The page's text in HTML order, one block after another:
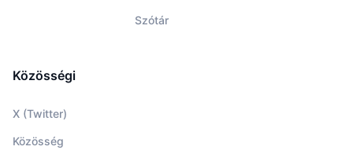
Szótár
Közösségi
X (Twitter)
Közösség